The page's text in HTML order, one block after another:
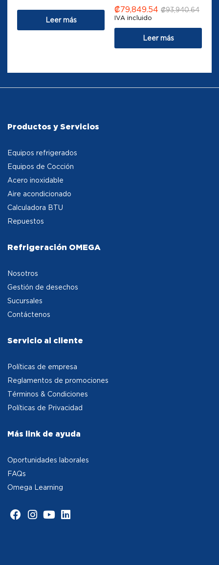
Leer más
₡79,849.54 ₡93,940.64
IVA incluido
Leer más
Productos y Servicios
Equipos refrigerados
Equipos de Cocción
Acero inoxidable
Aire acondicionado
Calculadora BTU
Repuestos
Refrigeración OMEGA
Nosotros
Gestión de desechos
Sucursales
Contáctenos
Servicio al cliente
Políticas de empresa
Reglamentos de promociones
Términos & Condiciones
Políticas de Privacidad
Más link de ayuda
Oportunidades laborales
FAQs
Omega Learning